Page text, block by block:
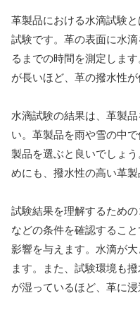
革製品における水滴試験
試験です。革の表面に水
るまでの時間を測定しま
が長いほど、革の撥水性が
水滴試験の結果は、革製
い。革製品を雨や雪の中
製品を選ぶと良いでしょ
めにも、撥水性の高い革
試験結果を理解するため
などの条件を確認するこ
影響を与えます。水滴が
ます。また、試験環境も
が湿っているほど、革に浸